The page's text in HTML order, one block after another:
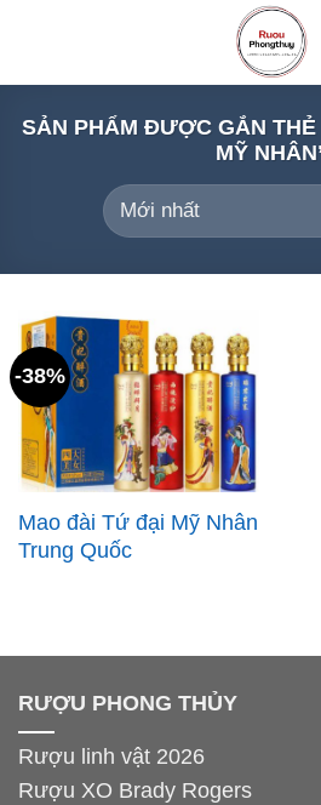
content
SẢN PHẨM ĐƯỢC GẮN
MỸ
-38%
Mao đài Tứ đại Mỹ Nhân
Trung Quốc
RƯỢU PHONG THỦY
Rượu linh vật 2026
Rượu XO Brady Rogers